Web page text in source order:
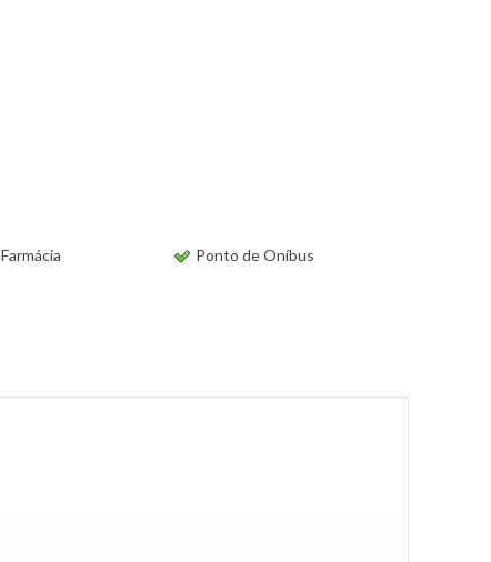
Farmácia
Ponto de Oníbus